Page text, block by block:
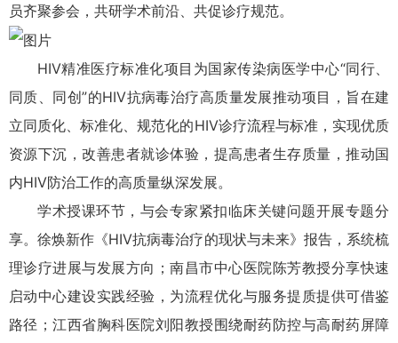
员齐聚参会，共研学术前沿、共促诊疗规范。
HIV精准医疗标准化项目为国家传染病医学中心“同行、
同质、同创”的HIV抗病毒治疗高质量发展推动项目，旨在建
立同质化、标准化、规范化的HIV诊疗流程与标准，实现优质
资源下沉，改善患者就诊体验，提高患者生存质量，推动国
内HIV防治工作的高质量纵深发展。
学术授课环节，与会专家紧扣临床关键问题开展专题分
享。徐焕新作《HIV抗病毒治疗的现状与未来》报告，系统梳
理诊疗进展与发展方向；南昌市中心医院陈芳教授分享快速
启动中心建设实践经验，为流程优化与服务提质提供可借鉴
路径；江西省胸科医院刘阳教授围绕耐药防控与高耐药屏障